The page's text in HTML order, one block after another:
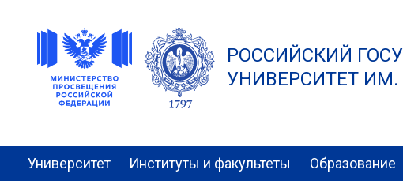
РОССИЙСКИЙ
УНИВЕРСИТЕТ ИМ.
Университет Институты и факультеты Образование